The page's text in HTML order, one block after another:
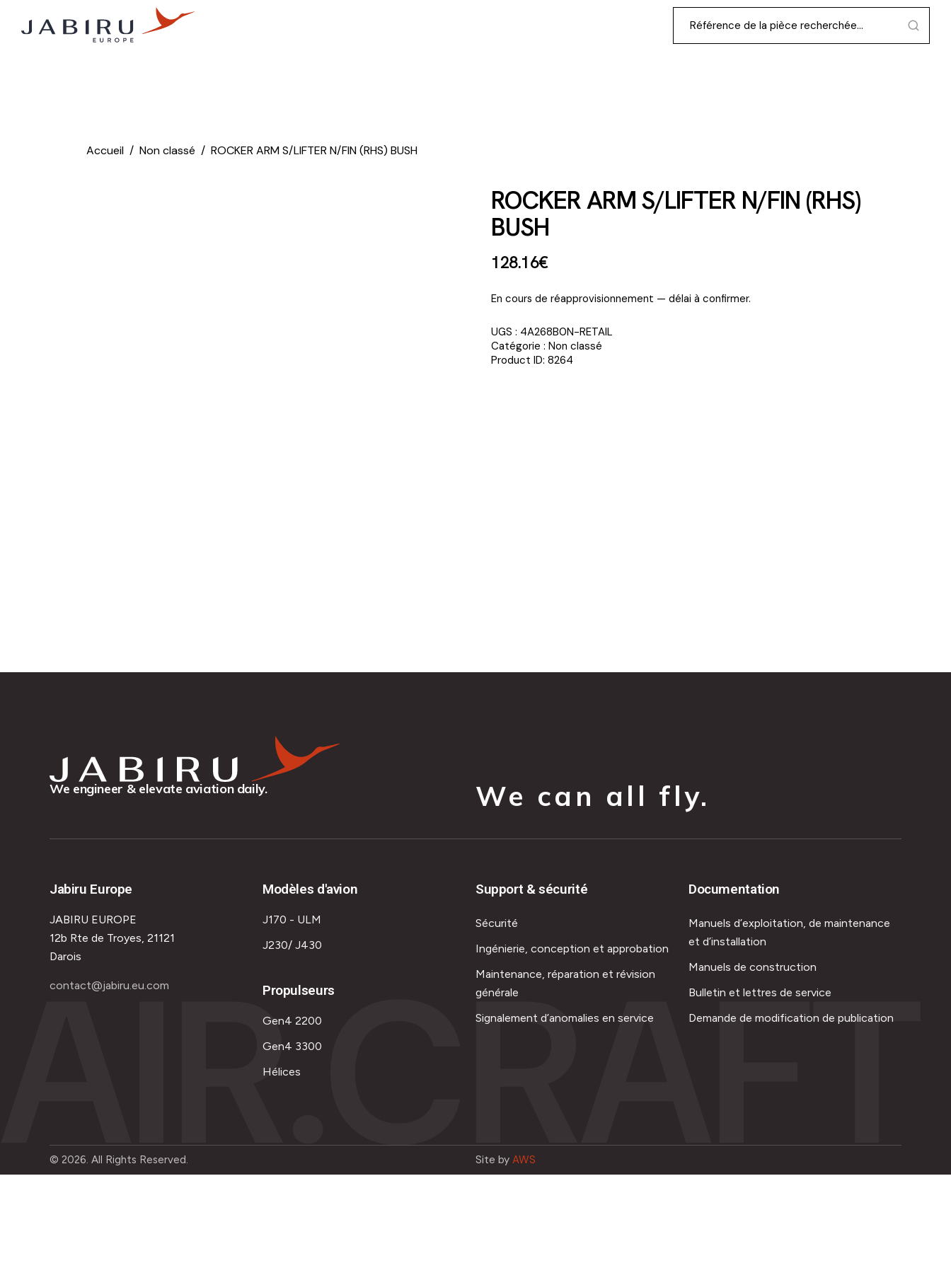
Accueil Non classé ROCKER ARM S/LIFTER N/FIN (RHS) BUSH
ROCKER ARM S/LIFTER N/FIN (RHS)
BUSH
128.16€
En cours de réapprovisionnement — délai à confirmer.
UGS : 4A268B0N-RETAIL
Catégorie : Non classé
Product ID: 8264
We engineer & elevate aviation daily. We can all fly.
Jabiru Europe
JABIRU EUROPE
12b Rte de Troyes, 21121
Darois
contact@jabiru.eu.com
Modèles d'avion
J170 - ULM
J230/ J430
Propulseurs
Gen4 2200
Gen4 3300
Hélices
Support & sécurité
Sécurité
Ingénierie, conception et approbation
Maintenance, réparation et révision
générale
Signalement d’anomalies en service
Documentation
Manuels d’exploitation, de maintenance
et d’installation
Manuels de construction
Bulletin et lettres de service
Demande de modification de publication
AIR.CRAFT
© 2026. All Rights Reserved. Site by AWS